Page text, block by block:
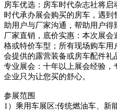
房车优选：房车时代杂志社将启
时代承办展会购买的房车，遇
助用户与厂家沟通，帮助用户得
厂家直销，底价实惠：本次展
格或特价车型；所有现场购车
会提供的露营装备或房车配件礼
专业展会：十年以上展会经验
企业只为让您买的舒心。
参展范围
1）乘用车展区:传统燃油车、新